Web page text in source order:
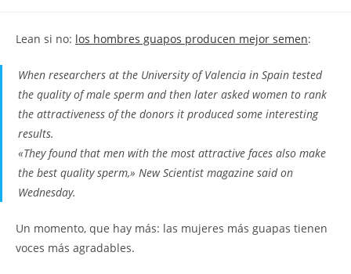
entrada:
Lean si no: los hombres guapos producen mejor semen:
When researchers at the University of Valencia in Spain tested
the quality of male sperm and then later asked women to rank
the attractiveness of the donors it produced some interesting
results.
«They found that men with the most attractive faces also make
the best quality sperm,» New Scientist magazine said on
Wednesday.
Un momento, que hay más: las mujeres más guapas tienen
voces más agradables.